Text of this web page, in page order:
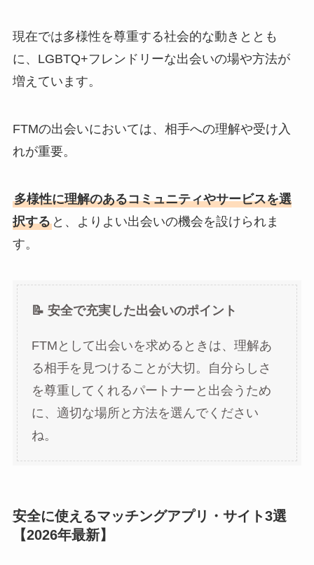
現在では多様性を尊重する社会的な動きととも
に、LGBTQ+フレンドリーな出会いの場や方法が
増えています。
FTMの出会いにおいては、相手への理解や受け入
れが重要。
多様性に理解のあるコミュニティやサービスを選
択すると、よりよい出会いの機会を設けられま
す。
📝 安全で充実した出会いのポイント
FTMとして出会いを求めるときは、理解あ
る相手を見つけることが大切。自分らしさ
を尊重してくれるパートナーと出会うため
に、適切な場所と方法を選んでください
ね。
安全に使えるマッチングアプリ・サイト3選
【2026年最新】